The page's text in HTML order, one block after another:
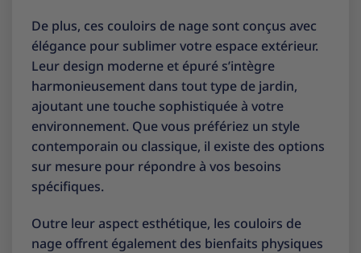
De plus, ces couloirs de nage sont conçus avec
élégance pour sublimer votre espace extérieur.
Leur design moderne et épuré s’intègre
harmonieusement dans tout type de jardin,
ajoutant une touche sophistiquée à votre
environnement. Que vous préfériez un style
contemporain ou classique, il existe des options
sur mesure pour répondre à vos besoins
spécifiques.
Outre leur aspect esthétique, les couloirs de
nage offrent également des bienfaits physiques